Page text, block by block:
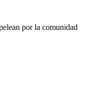
por la comunidad